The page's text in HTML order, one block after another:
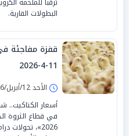
البطولات القارية.
قفزة مفاجئة
11-4-2026
الأحد 12/أبريل/2026 - 10:00 ص
أسعار الكتاكيت..
2026»،